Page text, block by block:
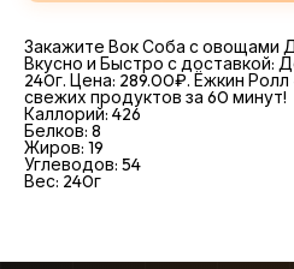
Закажите Вок Соба с овощами
Вкусно и Быстро с доставкой:
240г. Цена: 289.00₽. Ёжкин
свежих продуктов за 60 минут!
Каллорий: 426
Белков: 8
Жиров: 19
Углеводов: 54
Вес: 240г